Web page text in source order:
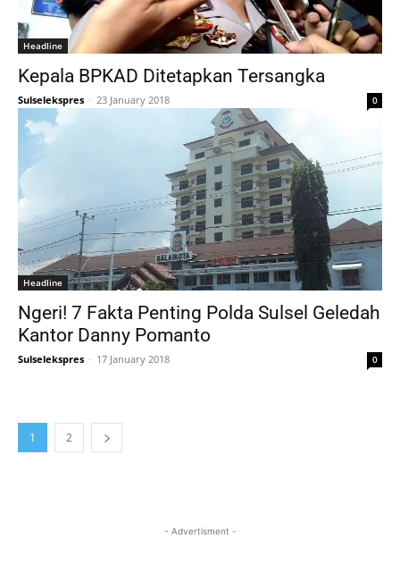
Headline
Kepala BPKAD Ditetapkan Tersangka
Sulselekspres - 23 January 2018 0
Headline
Ngeri! 7 Fakta Penting Polda Sulsel Geledah
Kantor Danny Pomanto
Sulselekspres - 17 January 2018 0
1 2
- Advertisment -